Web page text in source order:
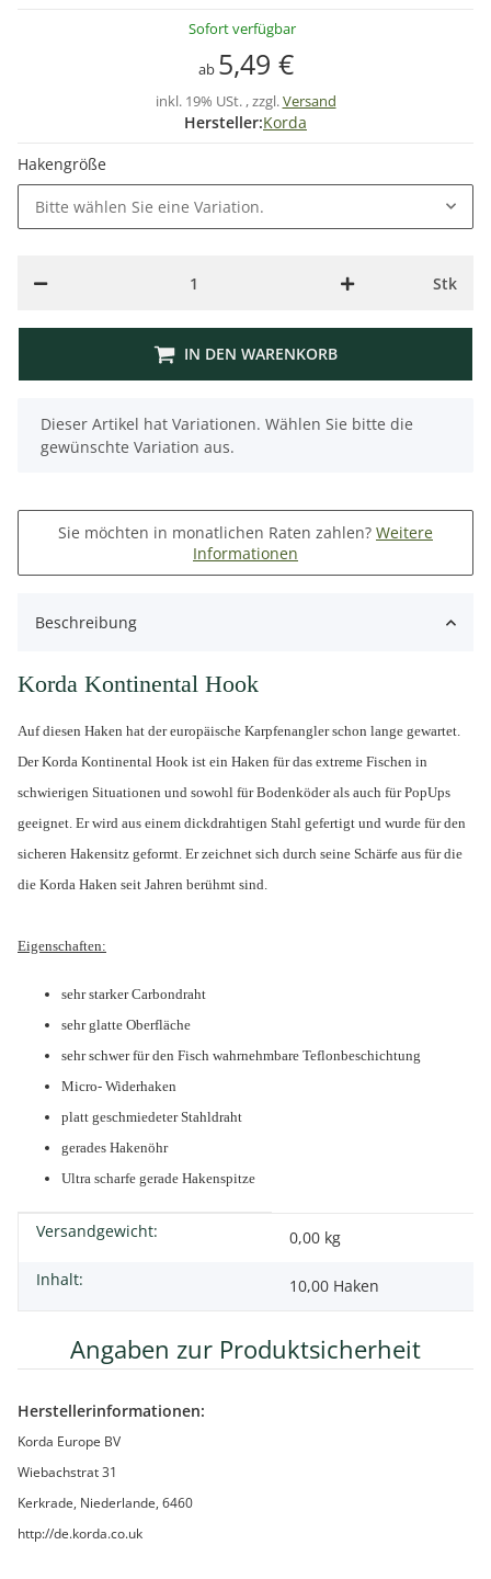
Sofort verfügbar
ab 5,49 €
inkl. 19% USt. , zzgl.Versand
Hersteller:Korda
Hakengröße
Bitte wählen Sie eine Variation.
Stk
IN DEN WARENKORB
x
Dieser Artikel hat Variationen. Wählen Sie bitte die
gewünschte Variation aus.
Sie möchten in monatlichen Raten zahlen? Weitere
Informationen
Beschreibung
Korda Kontinental Hook
Auf diesen Haken hat der europäische Karpfenangler schon lange gewartet.
Der Korda Kontinental Hook ist ein Haken für das extreme Fischen in
schwierigen Situationen und sowohl für Bodenköder als auch für PopUps
geeignet. Er wird aus einem dickdrahtigen Stahl gefertigt und wurde für den
sicheren Hakensitz geformt. Er zeichnet sich durch seine Schärfe aus für die
die Korda Haken seit Jahren berühmt sind.
Eigenschaften:
sehr starker Carbondraht
sehr glatte Oberfläche
sehr schwer für den Fisch wahrnehmbare Teflonbeschichtung
Micro- Widerhaken
platt geschmiedeter Stahldraht
gerades Hakenöhr
Ultra scharfe gerade Hakenspitze
Produkteigenschaft
Wert
Versandgewicht:
0,00 kg
Inhalt:
10,00 Haken
Angaben zur Produktsicherheit
Herstellerinformationen:
Korda Europe BV
Wiebachstrat 31
Kerkrade, Niederlande, 6460
http://de.korda.co.uk